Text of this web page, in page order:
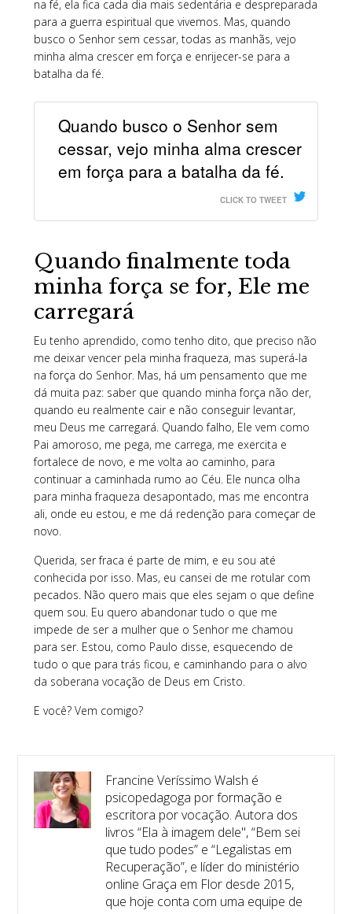
na fé, ela fica cada dia mais sedentária e despreparada
para a guerra espiritual que vivemos. Mas, quando
busco o Senhor sem cessar, todas as manhãs, vejo
minha alma crescer em força e enrijecer-se para a
batalha da fé.
Quando busco o Senhor sem
cessar, vejo minha alma crescer
em força para a batalha da fé.
CLICK TO TWEET
Quando finalmente toda
minha força se for, Ele me
carregará
Eu tenho aprendido, como tenho dito, que preciso não
me deixar vencer pela minha fraqueza, mas superá-la
na força do Senhor. Mas, há um pensamento que me
dá muita paz: saber que quando minha força não der,
quando eu realmente cair e não conseguir levantar,
meu Deus me carregará. Quando falho, Ele vem como
Pai amoroso, me pega, me carrega, me exercita e
fortalece de novo, e me volta ao caminho, para
continuar a caminhada rumo ao Céu. Ele nunca olha
para minha fraqueza desapontado, mas me encontra
ali, onde eu estou, e me dá redenção para começar de
novo.
Querida, ser fraca é parte de mim, e eu sou até
conhecida por isso. Mas, eu cansei de me rotular com
pecados. Não quero mais que eles sejam o que define
quem sou. Eu quero abandonar tudo o que me
impede de ser a mulher que o Senhor me chamou
para ser. Estou, como Paulo disse, esquecendo de
tudo o que para trás ficou, e caminhando para o alvo
da soberana vocação de Deus em Cristo.
E você? Vem comigo?
Francine Veríssimo Walsh é
psicopedagoga por formação e
escritora por vocação. Autora dos
livros “Ela à imagem dele", “Bem sei
que tudo podes” e “Legalistas em
Recuperação”, e líder do ministério
online Graça em Flor desde 2015,
que hoje conta com uma equipe de